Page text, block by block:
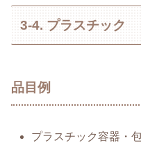
3-4. プラスチック
品目例
プラスチック容器・